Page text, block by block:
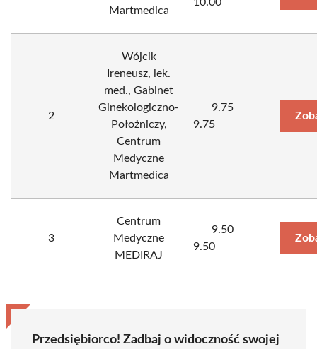
Martmedica
2
Wójcik
Ireneusz, lek.
med., Gabinet
Ginekologiczno-
Położniczy,
Centrum
Medyczne
Martmedica
9.75
9.75
3
Centrum
Medyczne
MEDIRAJ
9.50
9.50
Przedsiębiorco! Zadbaj o widoczność swojej